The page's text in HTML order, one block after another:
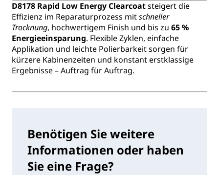
D8178 Rapid Low Energy Clearcoatsteigert die
Effizienz im Reparaturprozess mitschneller
Trocknung, hochwertigem Finish und bis zu 65 %
Energieeinsparung. Flexible Zyklen, einfache
Applikation und leichte Polierbarkeit sorgen für
kürzere Kabinenzeiten und konstant erstklassige
Ergebnisse – Auftrag für Auftrag.
Benötigen Sie weitere
Informationen oder haben
Sie eine Frage?